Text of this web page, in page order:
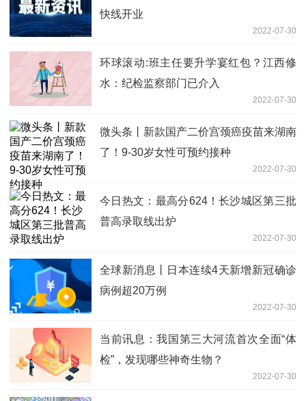
快线开业
2022-07-30
环球滚动:班主任要升学宴红包？江西修
水：纪检监察部门已介入
2022-07-30
微头条丨新款国产二价宫颈癌疫苗来湖南
了！9-30岁女性可预约接种
2022-07-30
今日热文：最高分624！长沙城区第三批
普高录取线出炉
2022-07-30
全球新消息丨日本连续4天新增新冠确诊
病例超20万例
2022-07-30
当前讯息：我国第三大河流首次全面“体
检”，发现哪些神奇生物？
2022-07-30